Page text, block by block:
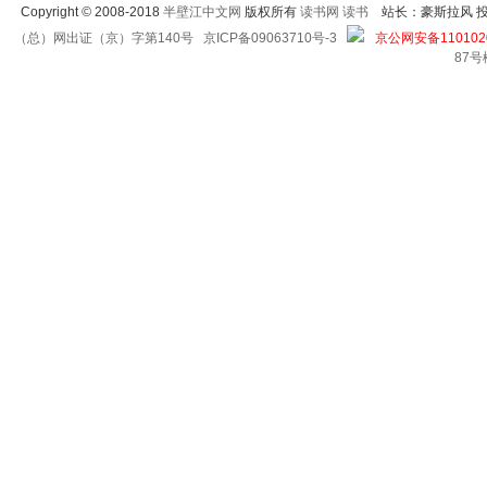
Copyright©2008-2018 半壁江中文网 版权所有 读书网 读书
站长：豪斯拉风
（总）网出证（京）字第140号 京ICP备09063710号-3
京公网安备
87号